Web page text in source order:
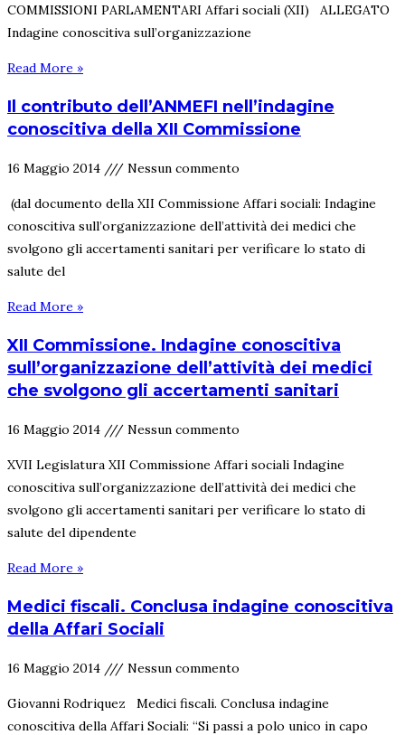
COMMISSIONI PARLAMENTARI Affari sociali (XII) ALLEGATO
Indagine conoscitiva sull’organizzazione
Read More »
Il contributo dell’ANMEFI nell’indagine
conoscitiva della XII Commissione
16 Maggio 2014 Nessun commento
(dal documento della XII Commissione Affari sociali: Indagine
conoscitiva sull’organizzazione dell’attività dei medici che
svolgono gli accertamenti sanitari per verificare lo stato di
salute del
Read More »
XII Commissione. Indagine conoscitiva
sull’organizzazione dell’attività dei medici
che svolgono gli accertamenti sanitari
16 Maggio 2014 Nessun commento
XVII Legislatura XII Commissione Affari sociali Indagine
conoscitiva sull’organizzazione dell’attività dei medici che
svolgono gli accertamenti sanitari per verificare lo stato di
salute del dipendente
Read More »
Medici fiscali. Conclusa indagine conoscitiva
della Affari Sociali
16 Maggio 2014 Nessun commento
Giovanni Rodriquez Medici fiscali. Conclusa indagine
conoscitiva della Affari Sociali: “Si passi a polo unico in capo